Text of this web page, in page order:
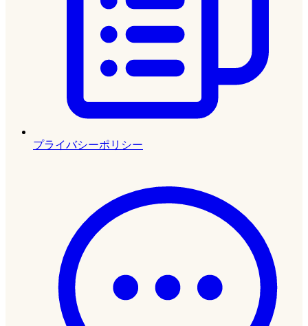
プライバシーポリシー